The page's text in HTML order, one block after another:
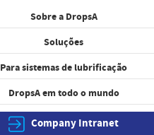
Sobre a DropsA
Soluções
Para sistemas de lubrificação
DropsA em todo o mundo
Company Intranet